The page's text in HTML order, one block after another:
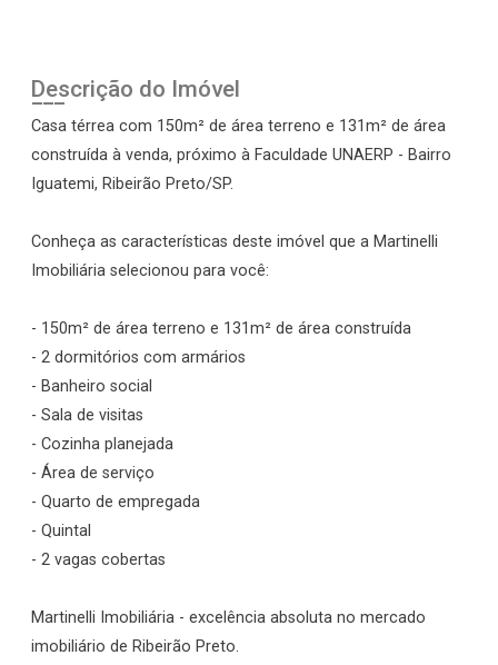
Descrição do Imóvel
Casa térrea com 150m² de área terreno e 131m² de área
construída à venda, próximo à Faculdade UNAERP - Bairro
Iguatemi, Ribeirão Preto/SP.
Conheça as características deste imóvel que a Martinelli
Imobiliária selecionou para você:
- 150m² de área terreno e 131m² de área construída
- 2 dormitórios com armários
- Banheiro social
- Sala de visitas
- Cozinha planejada
- Área de serviço
- Quarto de empregada
- Quintal
- 2 vagas cobertas
Martinelli Imobiliária - excelência absoluta no mercado
imobiliário de Ribeirão Preto.